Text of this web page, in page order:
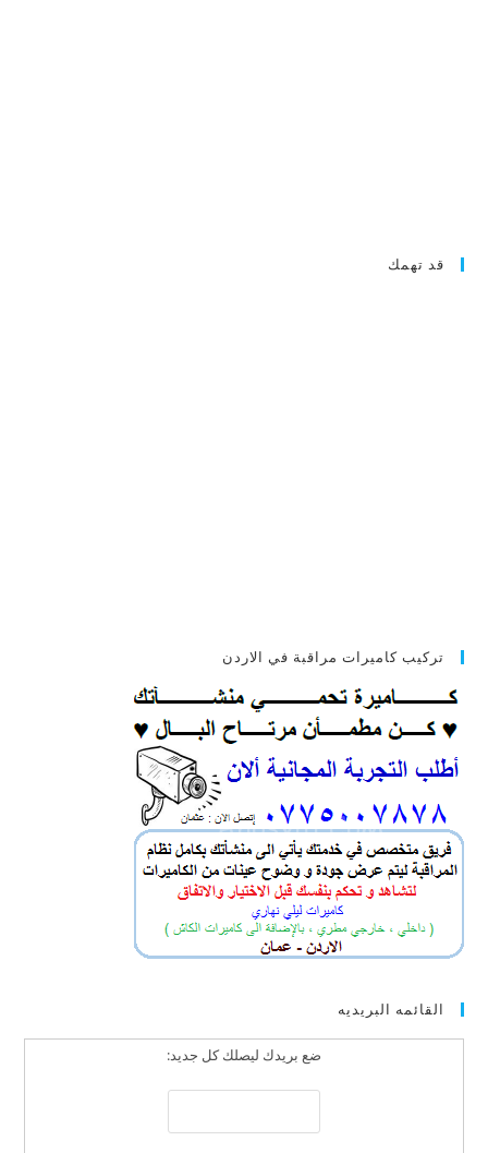
قد تهمك
تركيب كاميرات مراقبة في الاردن
القائمه البريديه
ضع بريدك ليصلك كل جديد: